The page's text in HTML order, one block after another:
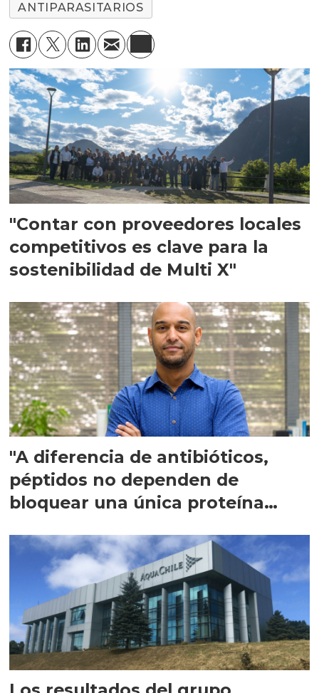
ANTIPARASITARIOS
"Contar con proveedores locales
competitivos es clave para la
sostenibilidad de Multi X"
"A diferencia de antibióticos,
péptidos no dependen de
bloquear una única proteína